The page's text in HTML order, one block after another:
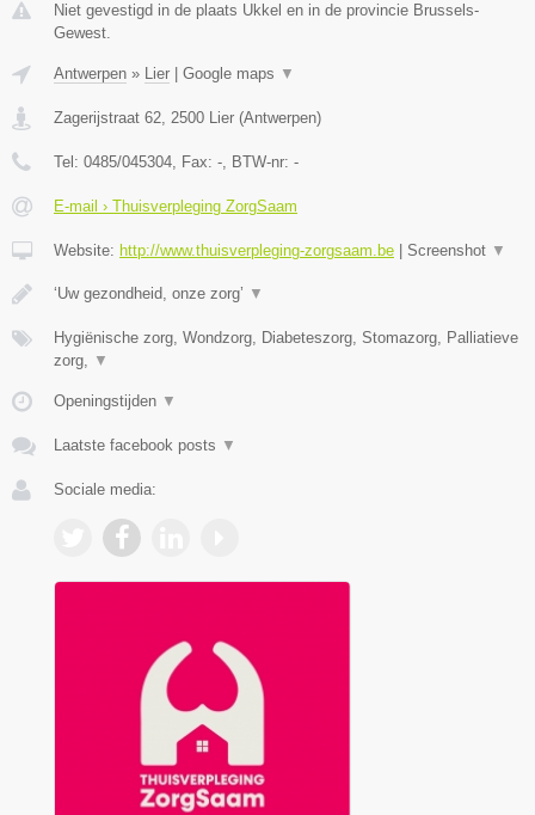
Niet gevestigd in de plaats Ukkel en in de provincie Brussels-
Gewest.
Antwerpen » Lier Google maps ▼
Zagerijstraat 62, 2500 Lier (Antwerpen)
Tel: 0485/045304, Fax: -, BTW-nr: -
E-mail › Thuisverpleging ZorgSaam
Website: http://www.thuisverpleging-zorgsaam.be Screenshot ▼
‘Uw gezondheid, onze zorg’ ▼
Hygiënische zorg, Wondzorg, Diabeteszorg, Stomazorg, Palliatieve
zorg, ▼
Openingstijden ▼
Laatste facebook posts ▼
Sociale media: